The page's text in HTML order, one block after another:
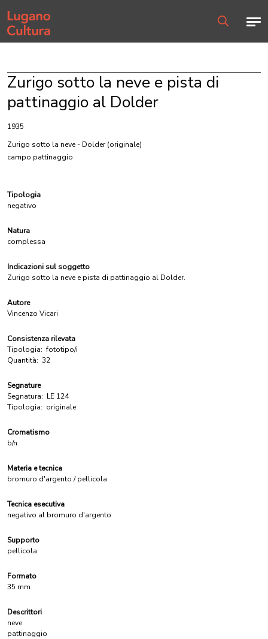
Home page
Zurigo sotto la neve e pista di
pattinaggio al Dolder
1935
Zurigo sotto la neve - Dolder (originale)
campo pattinaggio
Tipologia
negativo
Natura
complessa
Indicazioni sul soggetto
Zurigo sotto la neve e pista di pattinaggio al Dolder.
Autore
Vincenzo Vicari
Consistenza rilevata
Tipologia: fototipo/i
Quantità: 32
Segnature
Segnatura: LE 124
Tipologia: originale
Cromatismo
b/n
Materia e tecnica
bromuro d'argento / pellicola
Tecnica esecutiva
negativo al bromuro d'argento
Supporto
pellicola
Formato
35 mm
Descrittori
neve
pattinaggio